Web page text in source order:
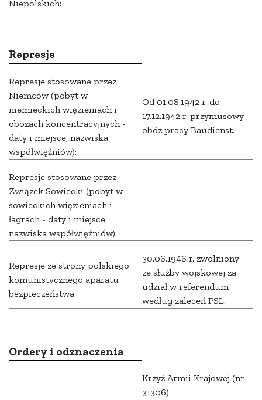
Niepolskich:
Represje
Represje stosowane przez
Niemców (pobyt w
niemieckich więzieniach i
obozach koncentracyjnych -
daty i miejsce, nazwiska
współwięźniów):
Od 01.08.1942 r. do
17.12.1942 r. przymusowy
obóz pracy Baudienst.
Represje stosowane przez
Związek Sowiecki (pobyt w
sowieckich więzieniach i
łagrach - daty i miejsce,
nazwiska współwięźniów):
Represje ze strony polskiego
komunistycznego aparatu
bezpieczeństwa
30.06.1946 r. zwolniony
ze służby wojskowej za
udział w referendum
według zaleceń PSL.
Ordery i odznaczenia
Krzyż Armii Krajowej (nr
31306)